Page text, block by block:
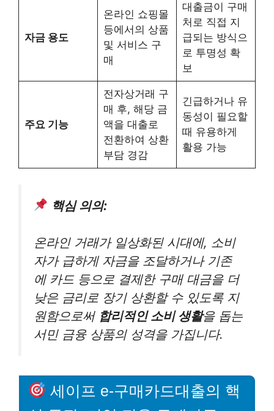
자금 용도
온라인 쇼핑몰
등에서의 상품
및 서비스 구
매
대출금이 구매
처로 직접 지
급되는 방식으
로 투명성 확
보
주요 기능
전자상거래 구
매 후, 해당 금
액을 대출로
전환하여 상환
부담 경감
긴급하거나 유
동성이 필요할
때 유용하게
활용 가능
핵심 의의:
온라인 거래가 일상화된 시대에, 소비
자가 급하게 자금을 조달하거나 기존
에 카드 등으로 결제한 구매 대금을 더
낮은 금리로 장기 상환할 수 있도록 지
원함으로써 합리적인 소비 생활을 돕는
서민 금융 상품의 성격을 가집니다.
세이프 e-구매카드대출의 핵